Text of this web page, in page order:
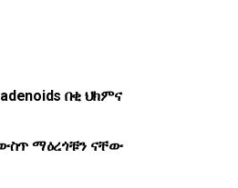
በቂ ህክምና
ማዕረጎቹን ናቸው